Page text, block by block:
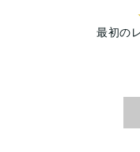
最初の